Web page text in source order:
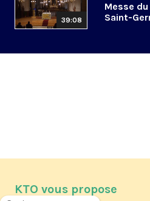
39:08
Messe
Saint-
KTO vous propose